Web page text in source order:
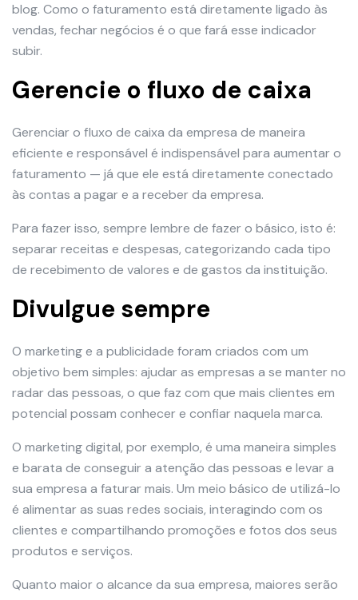
blog. Como o faturamento está diretamente ligado às
vendas, fechar negócios é o que fará esse indicador
subir.
Gerencie o fluxo de caixa
Gerenciar o fluxo de caixa da empresa de maneira
eficiente e responsável é indispensável para aumentar o
faturamento — já que ele está diretamente conectado
às contas a pagar e a receber da empresa.
Para fazer isso, sempre lembre de fazer o básico, isto é:
separar receitas e despesas, categorizando cada tipo
de recebimento de valores e de gastos da instituição.
Divulgue sempre
O marketing e a publicidade foram criados com um
objetivo bem simples: ajudar as empresas a se manter no
radar das pessoas, o que faz com que mais clientes em
potencial possam conhecer e confiar naquela marca.
O marketing digital, por exemplo, é uma maneira simples
e barata de conseguir a atenção das pessoas e levar a
sua empresa a faturar mais. Um meio básico de utilizá-lo
é alimentar as suas redes sociais, interagindo com os
clientes e compartilhando promoções e fotos dos seus
produtos e serviços.
Quanto maior o alcance da sua empresa, maiores serão